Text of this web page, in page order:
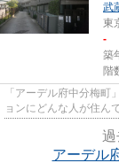
武
東
-
築
階
「アーデル府中分梅
ョンにどんな人が住ん
過
アーデル